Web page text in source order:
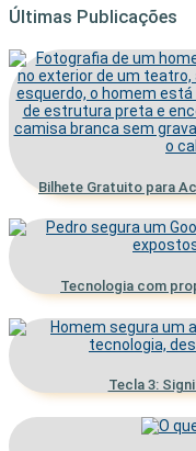
Últimas Publicações
Bilhete Gratuito para
Tecnologia com
Tecla 3: